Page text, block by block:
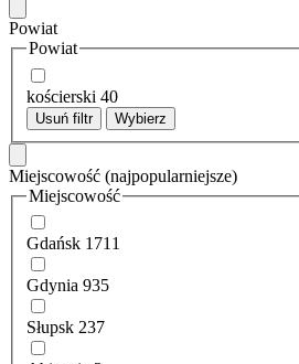
Powiat
Powiat
kościerski 40
Usuń filtr Wybierz
Miejscowość (najpopularniejsze)
Miejscowość
Gdańsk 1711
Gdynia 935
Słupsk 237